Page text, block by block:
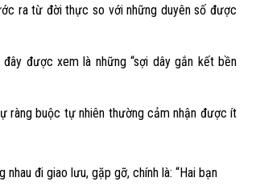
ra từ đời thực so với những duyên số được
được xem là những “sợi dây gắn kết bền
ràng buộc tự nhiên thường cảm nhận được ít
đi giao lưu, gặp gỡ, chính là: “Hai bạn